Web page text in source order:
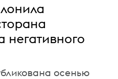
негативного
осенью